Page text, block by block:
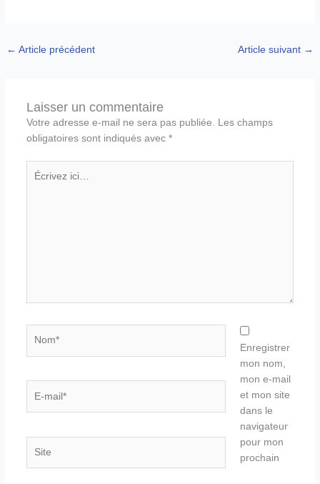
← Article précédent Article suivant →
Laisser un commentaire
Votre adresse e-mail ne sera pas publiée.
Les champs
obligatoires sont indiqués avec *
Écrivez
mail*
Enregistrer
mon nom,
mon e-mail
et mon site
dans le
navigateur
pour mon
prochain